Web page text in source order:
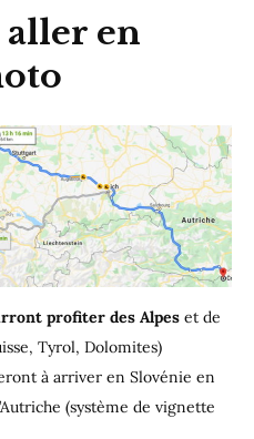
en
profiter des Alpes et de
Tyrol, Dolomites)
à arriver en Slovénie en
(système de vignette